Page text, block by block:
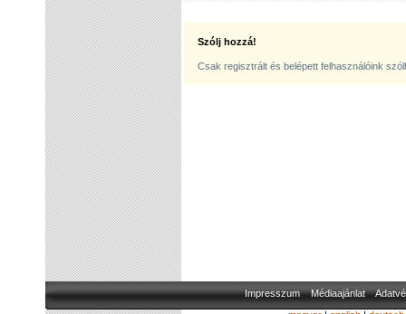
Szólj hozzá!
Csak regisztrált és belépett felhasználóink
Impresszum Médiaajánlat